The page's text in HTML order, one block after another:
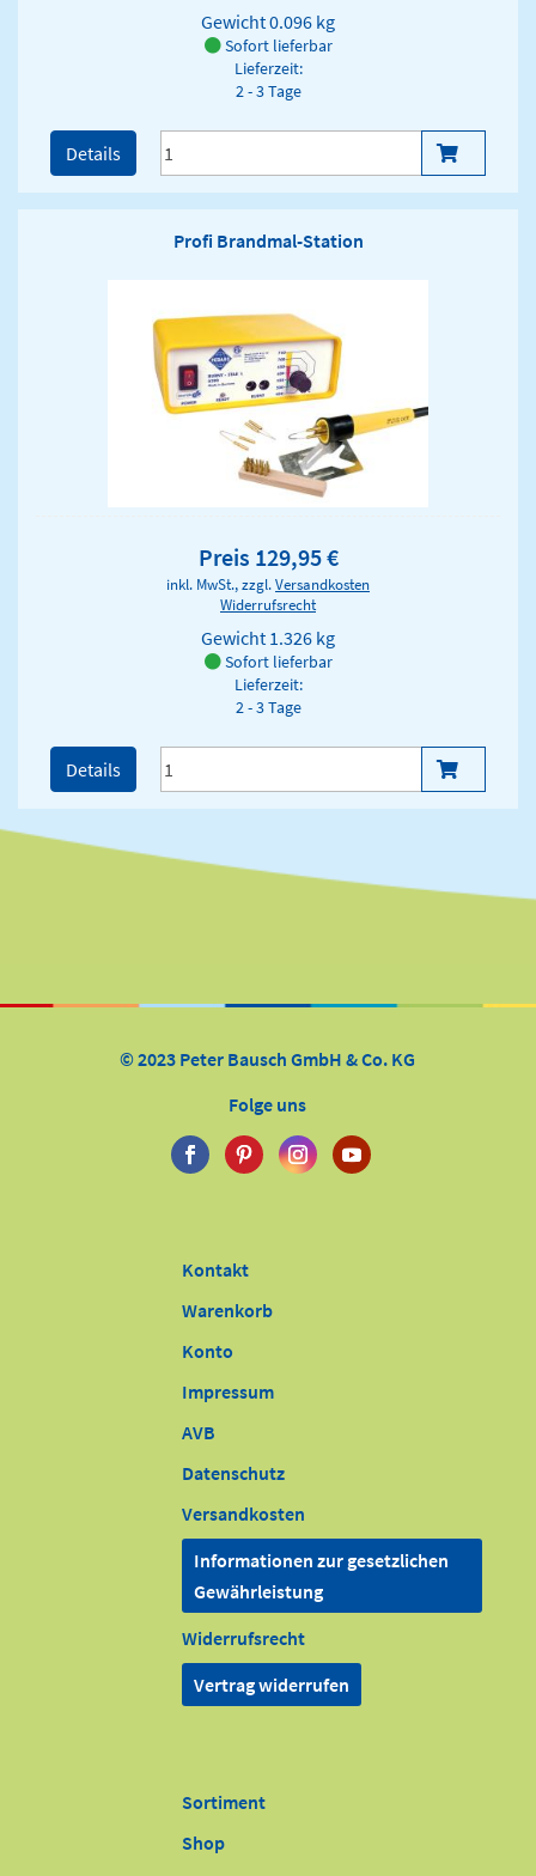
Gewicht0.096 kg
Sofort lieferbar
Lieferzeit:
2 - 3 Tage
Details
Profi Brandmal-Station
Preis 129,95 €
inkl. MwSt., zzgl.Versandkosten
Widerrufsrecht
Gewicht 1.326 kg
Sofort lieferbar
Lieferzeit:
2 - 3 Tage
Details
© 2023 Peter Bausch GmbH & Co. KG
Folge uns
Kontakt
Warenkorb
Konto
Impressum
AVB
Datenschutz
Versandkosten
Informationen zur gesetzlichen
Gewährleistung
Widerrufsrecht
Vertrag widerrufen
Sortiment
Shop